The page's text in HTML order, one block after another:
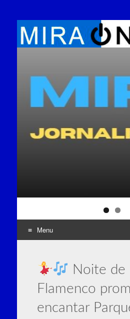
Menu
content
Noite de
Flamenco
encantar